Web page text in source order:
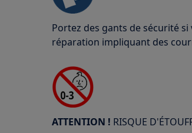
Portez des gants de sécurité
réparation impliquant des
ATTENTION ! RISQUE